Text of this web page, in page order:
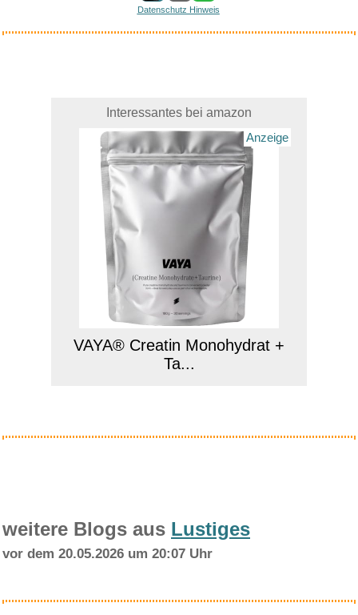
Datenschutz Hinweis
Interessantes bei amazon
Anzeige
VAYA® Creatin Monohydrat +
Ta...
weitere Blogs aus Lustiges
vor dem 20.05.2026 um 20:07 Uhr